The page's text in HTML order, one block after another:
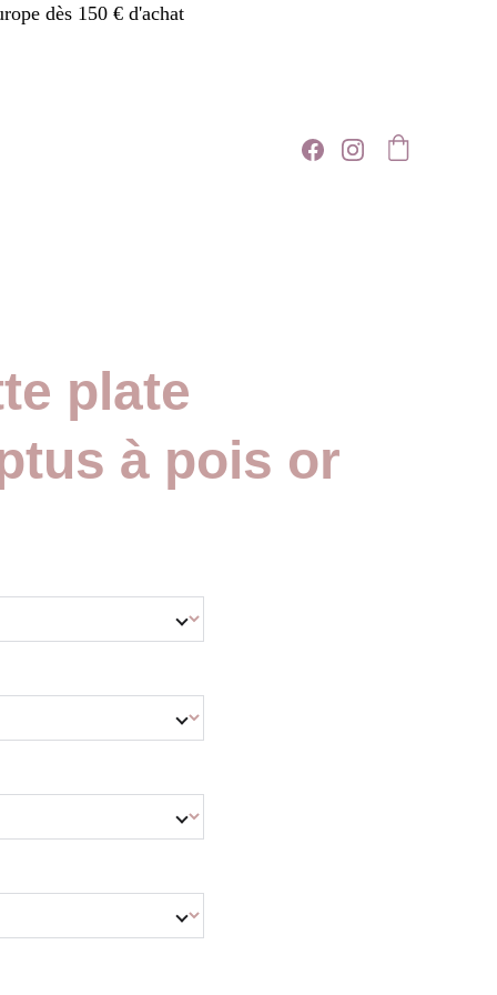
dès 150 € d'achat
plate
à pois or